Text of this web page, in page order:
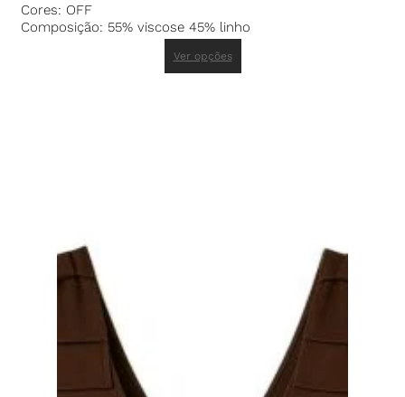
Cores: OFF
Composição: 55% viscose 45% linho
Ver opções